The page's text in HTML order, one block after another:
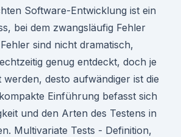
Software-Entwicklung ist ein
bei dem zwangsläufig Fehler
sind nicht dramatisch,
genug entdeckt, doch je
desto aufwändiger ist die
Einführung befasst sich
und den Arten des Testens in
Multivariate Tests - Definition,